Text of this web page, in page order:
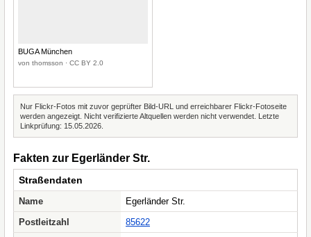
BUGA München
von thomsson · CC BY 2.0
Nur Flickr-Fotos mit zuvor geprüfter Bild-URL und erreichbarer Flickr-Fotoseite
werden angezeigt. Nicht verifizierte Altquellen werden nicht verwendet. Letzte
Linkprüfung: 15.05.2026.
Fakten zur Egerländer Str.
Straßendaten
Name
Egerländer Str.
Postleitzahl
85622